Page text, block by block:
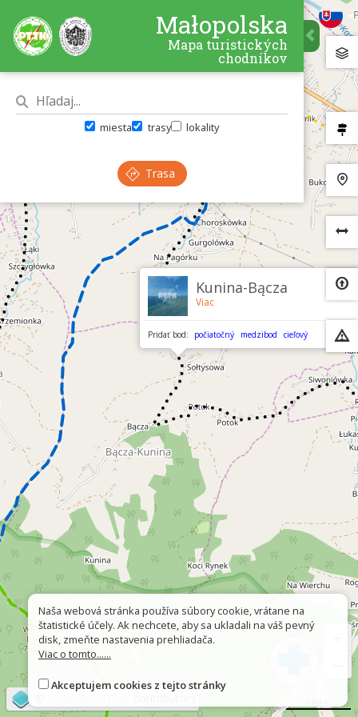
Kunina-Bącza
Viac
Pridať bod: počiatočný medzibod cieľový
Małopolska
Mapa turistických
chodníkov
miesta trasy lokality
Trasa
Naša webová stránka používa súbory cookie, vrátane na
štatistické účely. Ak nechcete, aby sa ukladali na váš pevný
disk, zmeňte nastavenia prehliadača.
Viac o tomto......
Akceptujem cookies z tejto stránky